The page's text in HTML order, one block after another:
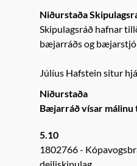
Niðurstaða
Skipulagsráð hafnar
bæjarráðs og
Júlíus Hafstein situr
Niðurstaða
Bæjarráð vísar
5.10
1802766